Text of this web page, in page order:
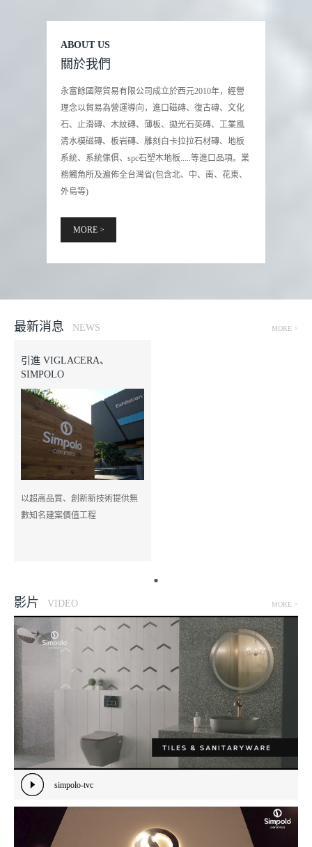
ABOUT US
關於我們
永富餘國際貿易有限公司成立於西元2010年，經營
理念以貿易為營運導向，進口磁磚、復古磚、文化
石、止滑磚、木紋磚、薄板、拋光石英磚、工業風
清水模磁磚、板岩磚、雕刻白卡拉拉石材磚、地板
系統、系統傢俱、spc石塑木地板.....等進口品項。業
務觸角所及遍佈全台灣省(包含北、中、南、花東、
外島等)
MORE >
最新消息 NEWS MORE >
引進 VIGLACERA、
SIMPOLO
以超高品質、創新新技術提供無
數知名建案價值工程
影片 VIDEO MORE >
simpolo-tvc